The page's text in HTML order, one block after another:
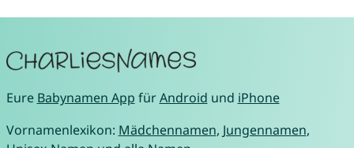
Eure Babynamen App fürAndroid und iPhone
Vornamenlexikon: Mädchennamen, Jungennamen,